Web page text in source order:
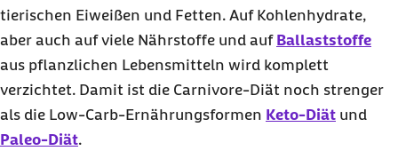
tierischen Eiweißen und Fetten. Auf Kohlenhydrate,
aber auch auf viele Nährstoffe und auf Ballaststoffe
aus pflanzlichen Lebensmitteln wird komplett
verzichtet. Damit ist die Carnivore-Diät noch strenger
als die Low-Carb-Ernährungsformen Keto-Diät und
Paleo-Diät.